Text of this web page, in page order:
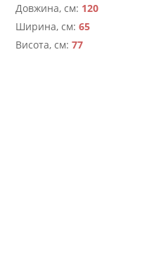
Довжина, см: 120
Ширина, см:65
Висота, см:77